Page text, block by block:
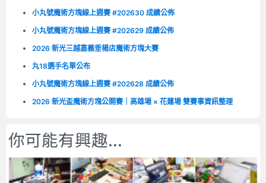
小丸號魔術方塊線上週賽 #202630 成績公佈
小丸號魔術方塊線上週賽 #202629 成績公佈
2026 新光三越嘉義垂楊店魔術方塊大賽
丸18選手名單公布
小丸號魔術方塊線上週賽 #202628 成績公佈
2026 新光盃魔術方塊公開賽｜高雄場 × 花蓮場 雙賽事資訊整理
你可能有興趣...